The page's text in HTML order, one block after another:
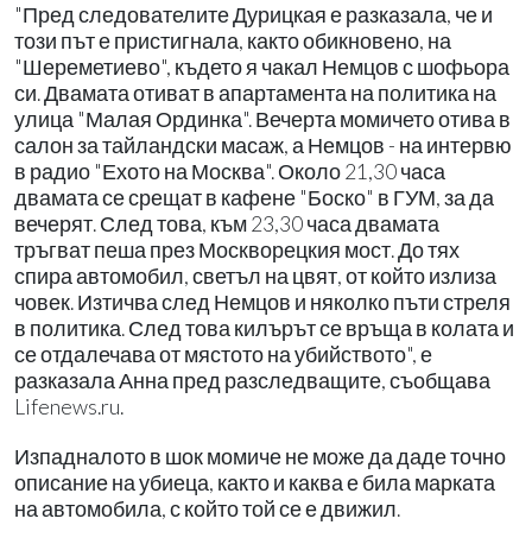
"Пред следователите Дурицкая е разказала, че и
този път е пристигнала, както обикновено, на
"Шереметиево", където я чакал Немцов с шофьора
си. Двамата отиват в апартамента на политика на
улица "Малая Ординка". Вечерта момичето отива в
салон за тайландски масаж, а Немцов - на интервю
в радио "Ехото на Москва". Около 21,30 часа
двамата се срещат в кафене "Боско" в ГУМ, за да
вечерят. След това, към 23,30 часа двамата
тръгват пеша през Москворецкия мост. До тях
спира автомобил, светъл на цвят, от който излиза
човек. Изтичва след Немцов и няколко пъти стреля
в политика. След това килърът се връща в колата и
се отдалечава от мястото на убийството", е
разказала Анна пред разследващите, съобщава
Lifenews.ru.
Изпадналото в шок момиче не може да даде точно
описание на убиеца, както и каква е била марката
на автомобила, с който той се е движил.